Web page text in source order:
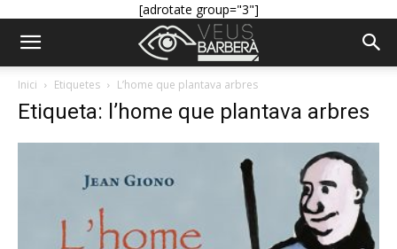
[adrotate group="3"]
Inici Etiquetes L’home que plantava arbres
Etiqueta: l’home que plantava arbres